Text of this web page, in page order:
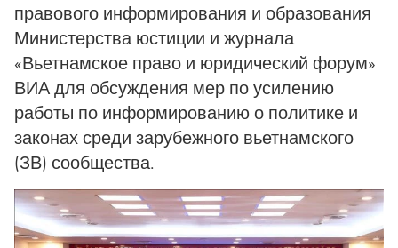
правового информирования и образования
Министерства юстиции и журнала
«Вьетнамское право и юридический форум»
ВИА для обсуждения мер по усилению
работы по информированию о политике и
законах среди зарубежного вьетнамского
(ЗВ) сообщества.